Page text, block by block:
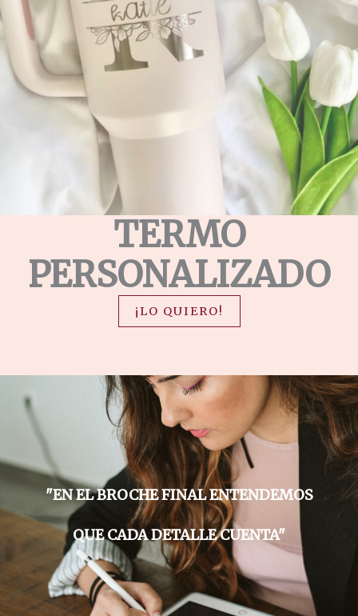
TERMO
PERSONALIZADO
¡LO QUIERO!
"EN EL BROCHE FINAL ENTENDEMOS
QUE CADA DETALLE CUENTA"